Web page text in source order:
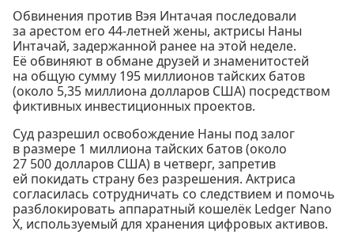
Обвинения против Вэя Интачая последовали
за арестом его 44-летней жены, актрисы Наны
Интачай, задержанной ранее на этой неделе.
Её обвиняют в обмане друзей и знаменитостей
на общую сумму 195 миллионов тайских батов
(около 5,35 миллиона долларов США) посредством
фиктивных инвестиционных проектов.
Суд разрешил освобождение Наны под залог
в размере 1 миллиона тайских батов (около
27 500 долларов США) в четверг, запретив
ей покидать страну без разрешения. Актриса
согласилась сотрудничать со следствием и помочь
разблокировать аппаратный кошелёк Ledger Nano
X, используемый для хранения цифровых активов.